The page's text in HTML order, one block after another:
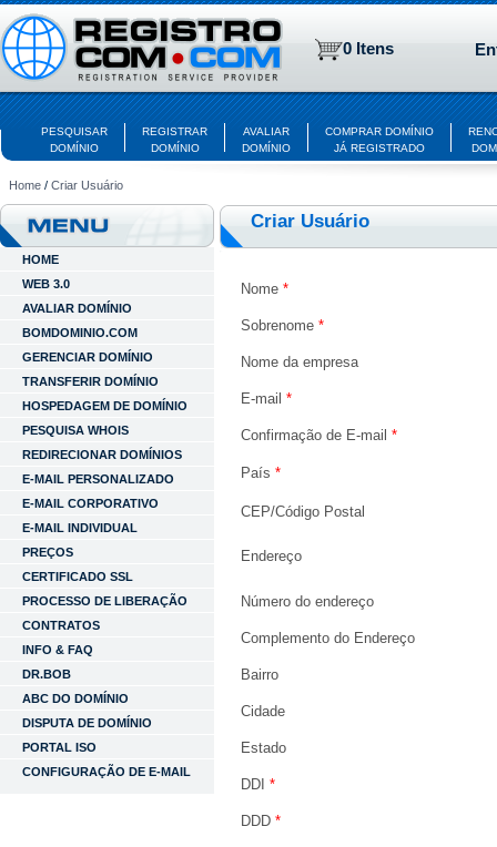
0 Itens
PESQUISAR
DOMÍNIO
REGISTRAR
DOMÍNIO
AVALIAR
DOMÍNIO
COMPRAR DOMÍNIO
JÁ REGISTRADO
Home /Criar Usuário
HOME
WEB 3.0
AVALIAR DOMÍNIO
BOMDOMINIO.COM
GERENCIAR DOMÍNIO
TRANSFERIR DOMÍNIO
HOSPEDAGEM DE DOMÍNIO
PESQUISA WHOIS
REDIRECIONAR DOMÍNIOS
E-MAIL PERSONALIZADO
E-MAIL CORPORATIVO
E-MAIL INDIVIDUAL
PREÇOS
CERTIFICADO SSL
PROCESSO DE LIBERAÇÃO
CONTRATOS
INFO & FAQ
DR.BOB
ABC DO DOMÍNIO
DISPUTA DE DOMÍNIO
PORTAL ISO
CONFIGURAÇÃO DE E-MAIL
Criar Usuário
Nome *
Sobrenome *
Nome da empresa
E-mail *
Confirmação de E-mail *
País *
CEP/Código Postal
Endereço
Número do endereço
Complemento do Endereço
Bairro
Cidade
Estado
DDI *
DDD *